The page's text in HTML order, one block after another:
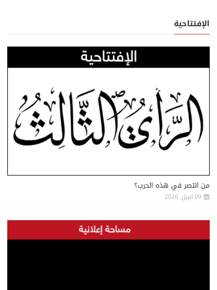
الإفتتاحية
من انتصر في هذه الحرب؟
09 ابريل, 2026